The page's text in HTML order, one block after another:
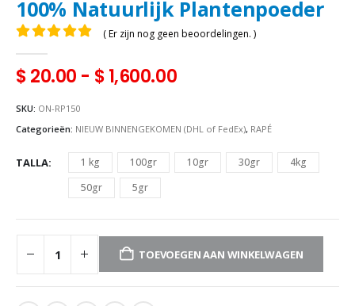
100% Natuurlijk Plantenpoeder
( Er zijn nog geen beoordelingen. )
$20.00 - $1,600.00
SKU: ON-RP150
Categorieën: NIEUW BINNENGEKOMEN (DHL of FedEx), RAPÉ
TALLA 1 kg 100gr 10gr 30gr
4kg
50gr
5gr
TOEVOEGEN AAN WINKELWAGEN